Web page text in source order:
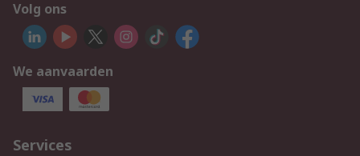
Volg ons
We aanvaarden
Services